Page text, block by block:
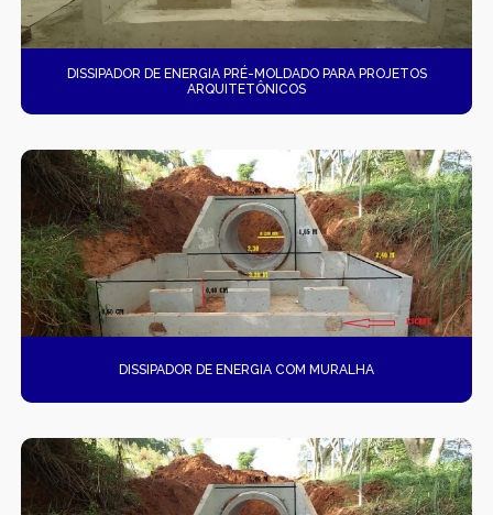
GÁRGULAS PRÉ-MOLDADAS
GRELHAS PARA BOCA DE LEÃO
MUROS DE ALA PRÉ-MOLDADOS
MUROS DE CONCRETO
MUROS EM CONCRETO
MUROS PRÉ FABRICADOS
MUROS PRÉ-MOLDADOS
PISOS DE CONCRETO
PISOS POLIDOS
DISSIPADOR DE ENERGIA PRÉ-MOLDADO PARA PROJETOS
ARQUITETÔNICOS
DISSIPADOR DE ENERGIA COM MURALHA